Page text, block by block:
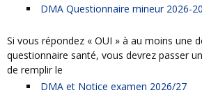
DMA Questionnaire mineur 2026-
Si vous répondez « OUI » à au moins une des questions du
questionnaire santé, vous devrez passer
de remplir le
DMA et Notice examen 2026/27